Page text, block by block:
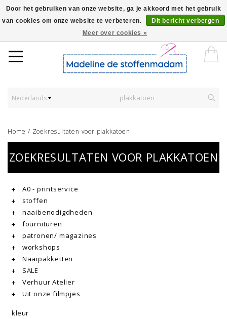
Worldwide Shipping - Onze stoffen worden verkocht per 10 cm.
Nederlands
Home / Zoekresultaten voor plakkatoen
ZOEKRESULTATEN VOOR PLAKKATOEN
A0 - printservice
stoffen
naaibenodigdheden
fournituren
patronen/ magazines
workshops
Naaipakketten
SALE
Verhuur Atelier
Uit onze filmpjes
kleur
Door het gebruiken van onze website, ga je akkoord met het gebruik
van cookies om onze website te verbeteren.
Dit bericht verbergen
Meer over cookies »